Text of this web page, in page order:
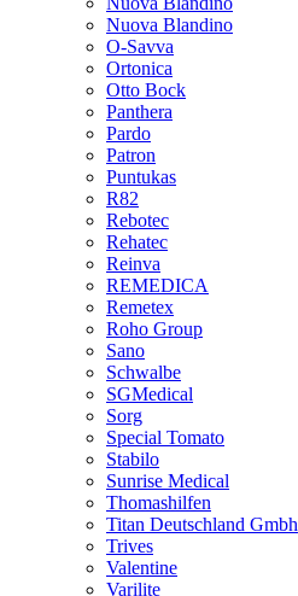
Nuova Blandino
O-Savva
Ortonica
Otto Bock
Panthera
Pardo
Patron
Puntukas
R82
Rebotec
Rehatec
Reinva
REMEDICA
Remetex
Roho Group
Sano
Schwalbe
SGMedical
Sorg
Special Tomato
Stabilo
Sunrise Medical
Thomashilfen
Titan Deutschland Gmbh
Trives
Valentine
Varilite